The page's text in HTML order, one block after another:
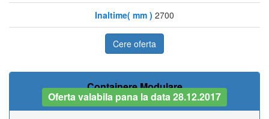
Inaltime( mm ) 2700
Cere oferta
Containere Modulare
Oferta valabila pana la data 28.12.2017